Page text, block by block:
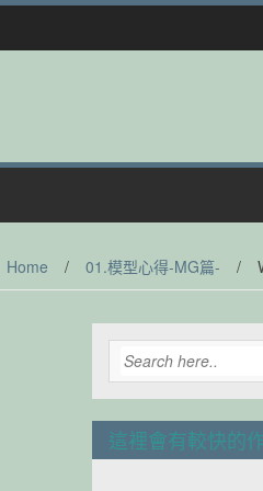
Home / 01.模型心得-MG篇- /
這裡會有較快的